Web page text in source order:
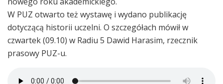
W PUZ otwarto też wystawę i wydano publikację
dotyczącą historii uczelni. O szczegółach mówił w
czwartek (09.10) w Radiu 5 Dawid Harasim, rzecznik
prasowy PUZ-u.